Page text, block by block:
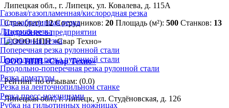
Газовая/газопламенная/кислородная резка
Гидроабразивная резка
Лазерная резка
Плазменная резка
Поперечная резка рулонной стали
Продольная резка рулонной стали
Продольно-поперечная резка рулонной стали
Резка арматуры
Резка на ленточнопильном станке
Резка пресс-ножницами
Рубка на гильотинных ножницах
Липецкая обл., г. Липецк, ул. Ковалева, д. 115А
Стаж (лет):12 Сотрудников: 20 Площадь (м²): 500 Станков: 13
Подробнее о предприятии
ООО НПП «Свар Техно»
Рейтинг по отзывам: (0.0)
Липецкая обл., г. Липецк, ул. Студёновская, д. 126